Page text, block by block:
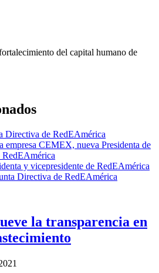
del capital humano de
Directiva de RedEAmérica
empresa CEMEX, nueva Presidenta de
RedEAmérica
y vicepresidente de RedEAmérica
Directiva de RedEAmérica
la transparencia en